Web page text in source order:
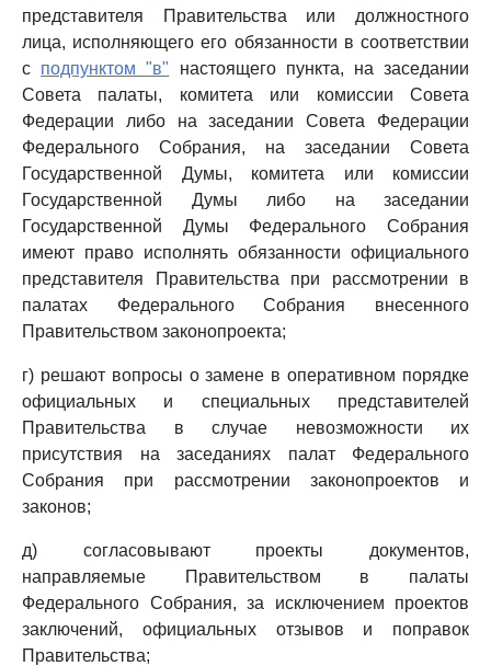
представителя Правительства или должностного
лица, исполняющего его обязанности в соответствии
с подпунктом "в" настоящего пункта, на заседании
Совета палаты, комитета или комиссии Совета
Федерации либо на заседании Совета Федерации
Федерального Собрания, на заседании Совета
Государственной Думы, комитета или комиссии
Государственной Думы либо на заседании
Государственной Думы Федерального Собрания
имеют право исполнять обязанности официального
представителя Правительства при рассмотрении в
палатах Федерального Собрания внесенного
Правительством законопроекта;
г) решают вопросы о замене в оперативном порядке
официальных и специальных представителей
Правительства в случае невозможности их
присутствия на заседаниях палат Федерального
Собрания при рассмотрении законопроектов и
законов;
д) согласовывают проекты документов,
направляемые Правительством в палаты
Федерального Собрания, за исключением проектов
заключений, официальных отзывов и поправок
Правительства;